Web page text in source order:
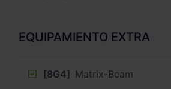
EQUIPAMIENTO EXTRA
[8G4] Matrix-Beam